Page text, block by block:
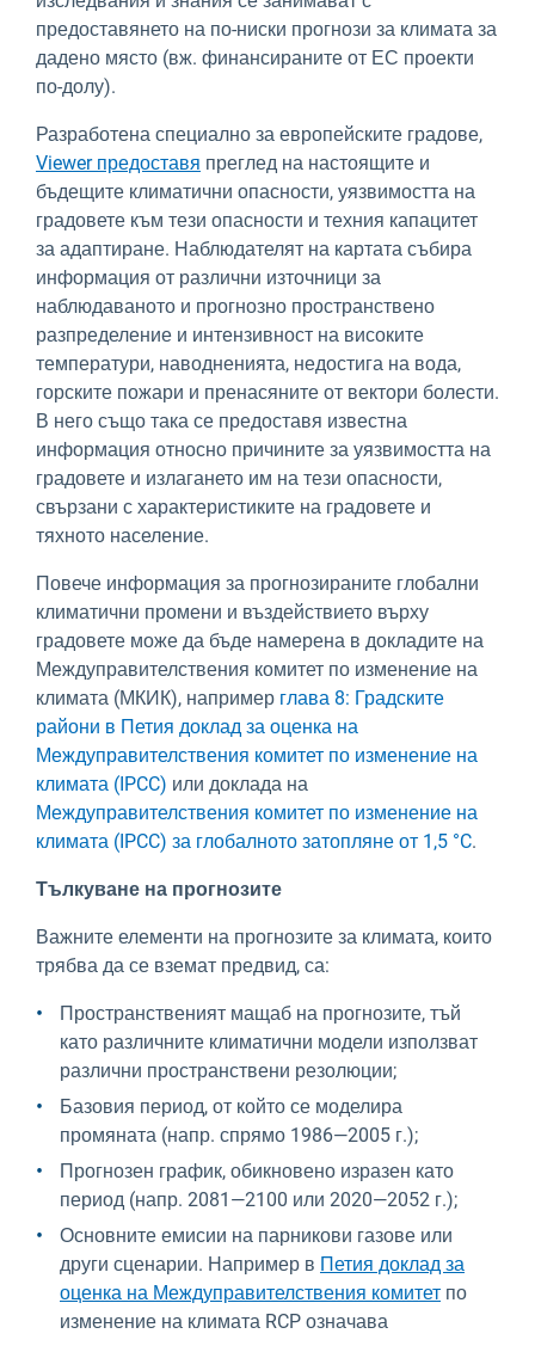
предоставянето на по-ниски прогнози за климата за
дадено място (вж. финансираните от ЕС проекти
по-долу).
Разработена специално за европейските градове,
Viewer предоставя преглед на настоящите и
бъдещите климатични опасности, уязвимостта на
градовете към тези опасности и техния капацитет
за адаптиране. Наблюдателят на картата събира
информация от различни източници за
наблюдаваното и прогнозно пространствено
разпределение и интензивност на високите
температури, наводненията, недостига на вода,
горските пожари и пренасяните от вектори болести.
В него също така се предоставя известна
информация относно причините за уязвимостта на
градовете и излагането им на тези опасности,
свързани с характеристиките на градовете и
тяхното население.
Повече информация за прогнозираните глобални
климатични промени и въздействието върху
градовете може да бъде намерена в докладите на
Междуправителствения комитет по изменение на
климата (МКИК), например глава 8: Градските
райони в Петия доклад за оценка на
Междуправителствения комитет по изменение на
климата (IPCC) или доклада на
Междуправителствения комитет по изменение на
климата (IPCC) за глобалното затопляне от 1,5 °C.
Тълкуване на прогнозите
Важните елементи на прогнозите за климата, които
трябва да се вземат предвид, са:
Пространственият мащаб на прогнозите, тъй
като различните климатични модели използват
различни пространствени резолюции;
Базовия период, от който се моделира
промяната (напр. спрямо 1986—2005 г.);
Прогнозен график, обикновено изразен като
период (напр. 2081—2100 или 2020—2052 г.);
Основните емисии на парникови газове или
други сценарии. Например в Петия доклад за
оценка на Междуправителствения комитет по
изменение на климата RCP означава